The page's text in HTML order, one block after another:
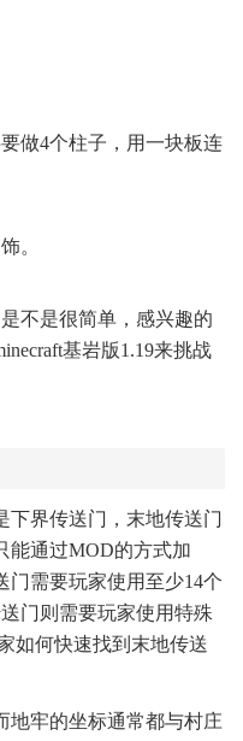
做4个柱子，用一块板连
。
不是很简单，感兴趣的
基岩版1.19来挑战
下界传送门，末地传送门
能通过MOD的方式加
门需要玩家使用至少14个
门则需要玩家使用特殊
如何快速找到末地传送
地牢的坐标通常都与村庄